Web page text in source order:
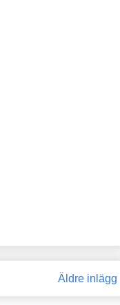
Äldre inlägg